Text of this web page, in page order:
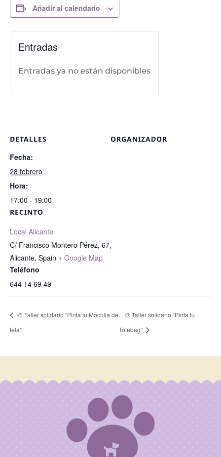
Añadir al calendario
DETALLES
Fecha:
28 febrero
Hora:
17:00 - 19:00
RECINTO
Local Alicante
C/ Francisco Montero Pérez, 67,
Alicante, Spain + Google Map
Teléfono
644 14 69 49
ORGANIZADOR
Entradas
Entradas ya no están disponibles
🎨 Taller solidario “Pinta tu Mochila de
tela”
🎨 Taller solidario “Pinta tu
Totebag”
